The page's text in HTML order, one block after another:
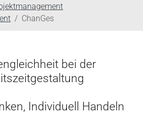
ChanGes
bei der
Individuell Handeln